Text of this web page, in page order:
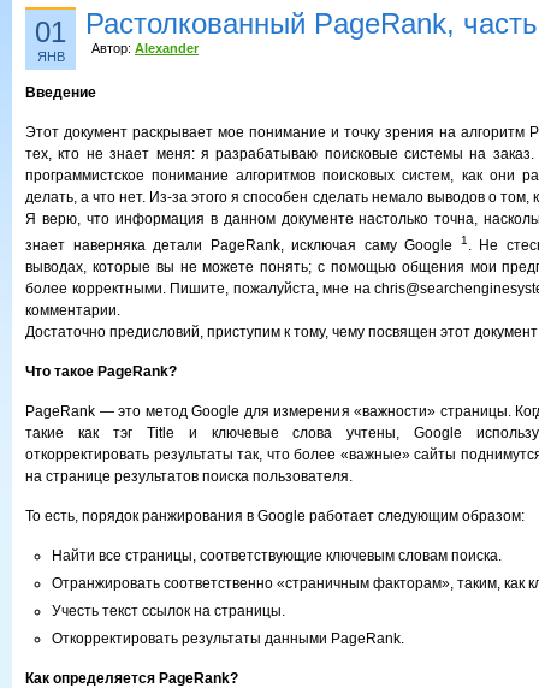
01
ЯНВ
Растолкованный PageRank,
Автор: Alexander
Введение
Этот документ раскрывает мое понимание и точку зрения на алгоритм
тех, кто не знает меня: я разрабатываю поисковые системы на
программистское понимание алгоритмов поисковых систем, как они
делать, а что нет. Из-за этого я способен сделать немало выводов о том,
Я верю, что информация в данном документе настолько точна,
знает наверняка детали PageRank, исключая саму Google
1 . Не
выводах, которые вы не можете понять; с помощью общения мои
более корректными. Пишите, пожалуйста, мне на
комментарии.
Достаточно предисловий, приступим к тому, чему посвящен этот
Что такое PageRank?
PageRank — это метод Google для измерения «важности» страницы.
такие как тэг Title и ключевые слова учтены, Google
откорректировать результаты так, что более «важные» сайты
на странице результатов поиска пользователя.
То есть, порядок ранжирования в Google работает следующим образом:
Найти все страницы, соответствующие ключевым словам поиска.
Отранжировать соответственно «страничным факторам», таким, как
Учесть текст ссылок на страницы.
Откорректировать результаты данными PageRank.
Как определяется PageRank?